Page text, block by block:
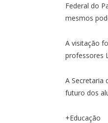
Federal do
mesmos
A visitação
professores
A Secretaria
futuro dos
+Educação